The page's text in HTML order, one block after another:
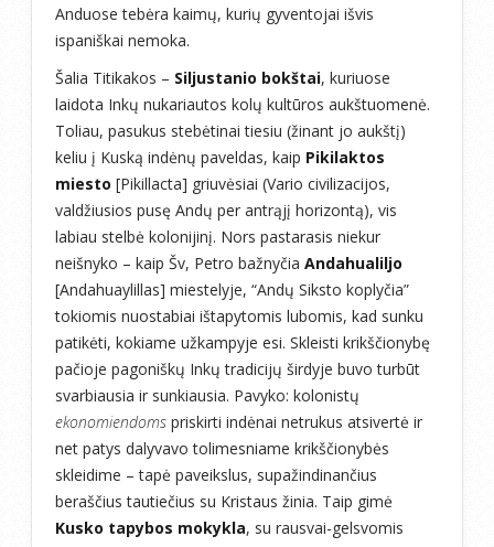
Anduose tebėra kaimų, kurių gyventojai išvis
ispaniškai nemoka.
Šalia Titikakos – Siljustanio bokštai, kuriuose
laidota Inkų nukariautos kolų kultūros aukštuomenė.
Toliau, pasukus stebėtinai tiesiu (žinant jo aukštį)
keliu į Kuską indėnų paveldas, kaip Pikilaktos
miesto [Pikillacta] griuvėsiai (Vario civilizacijos,
valdžiusios pusę Andų per antrąjį horizontą), vis
labiau stelbė kolonijinį. Nors pastarasis niekur
neišnyko – kaip Šv, Petro bažnyčia Andahualiljo
[Andahuaylillas] miestelyje, “Andų Siksto koplyčia”
tokiomis nuostabiai ištapytomis lubomis, kad sunku
patikėti, kokiame užkampyje esi. Skleisti krikščionybę
pačioje pagoniškų Inkų tradicijų širdyje buvo turbūt
svarbiausia ir sunkiausia. Pavyko: kolonistų
ekonomiendoms priskirti indėnai netrukus atsivertė ir
net patys dalyvavo tolimesniame krikščionybės
skleidime – tapė paveikslus, supažindinančius
beraščius tautiečius su Kristaus žinia. Taip gimė
Kusko tapybos mokykla, su rausvai-gelsvomis